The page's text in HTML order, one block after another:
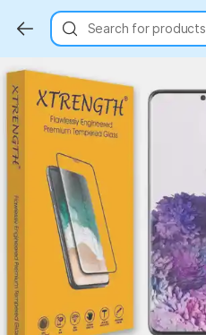
Search for products